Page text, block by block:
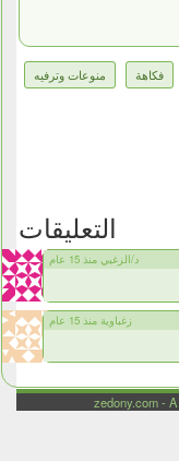
فكاهة منوعات وترفيه
التعليقات
د/الزغبي منذ 15 عام
زغباوية منذ 15 عام
zedony.com - A